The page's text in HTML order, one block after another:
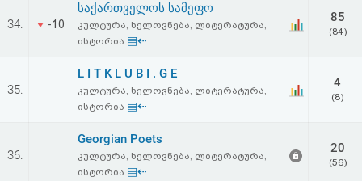
34. -10
საქართველოს სამეფო
კულტურა, ხელოვნება, ლიტერატურა,
ისტორია ▤⇠
85
(84)
35.
L I T K L U B I . G E
კულტურა, ხელოვნება, ლიტერატურა,
ისტორია ▤⇠
4
(8)
36.
Georgian Poets
კულტურა, ხელოვნება, ლიტერატურა,
ისტორია ▤⇠
20
(56)